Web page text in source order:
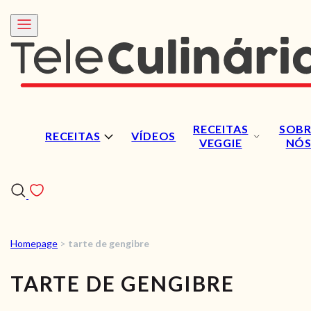
RECEITAS VÍDEOS
RECEITAS
VEGGIE
NÓS
RECEITAS
VÍDEOS
Homepage > tarte de gengibre
TARTE DE GENGIBRE